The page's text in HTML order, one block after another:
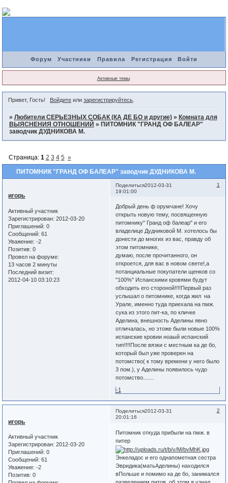
Форум Участники Правила Регистрация Войти
Активные темы
Привет, Гость! Войдитеили зарегистрируйтесь.
» Любители СЕРЬЕЗНЫХ СОБАК (КА ДЕ БО и другие) » Комната для
ВЫЯСНЕНИЯ ОТНОШЕНИЙ » ПИТОМНИК "ГРАНД ОФ БАЛЕАР"
заводчик ДУДНИКОВА М.
ПИТОМНИК "ГРАНД ОФ БАЛЕАР" заводчик ДУДНИКОВА М.
Страница: 1 2 3 4 5 »
Поделиться 1
2012-03-31
19:01:00
игорь
Активный участник
Зарегистрирован: 2012-03-20
Приглашений: 0
Сообщений: 61
Уважение: -2
Позитив: 0
Провел на форуме:
13 часов 2 минуты
Последний визит:
2012-04-10 03:10:23
Добрый день ф орумчане! Хочу
открыть новую тему, посвященную
питомнику" Гранд оф балеар" и его
владелице Дудниковой М. хотелось бы
донести до многих из вас, правду об
этом питомнике,
думаю, после прочитанного, он
откроется, для вас в новом свете!,а
потанциальные покупатели щенков со
"100%" Испанскими кровями будут
обходить его стороной!!!!Первый раз
услышал о питомнике, когда жил на
Урале, именно туда приехала на пмж.
сука из этого пит-ка, по кличке
Аделина, внешность Аделины явно
отличалась, но этоже были новые 100%
испанские кровии ноаый испанский
тип!!!!После вязки с местным ка де бо,
который был уже проверен на
потомство( к тому времени у него было
3 пом.), у Аделины появилось чудо
потомство.......
-1
Поделиться 2
2012-03-31
20:01:16
игорь
Активный участник
Зарегистрирован: 2012-03-20
Приглашений: 0
Сообщений: 61
Уважение: -2
Позитив: 0
Питомник откуда прибыли на пмж. в
питер
Энкеладос и его однапометная сестра
Эвридика(матьАделины) находился
вПольше и помимо ка де бо, занимался